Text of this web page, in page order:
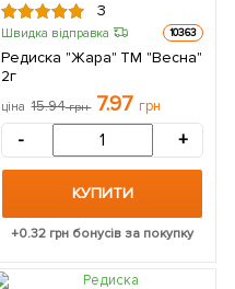
3
Швидка відправка 10363
Редиска "Жара" ТМ "Весна"
2г
ціна 15.94грн 7.97 грн
- +
КУПИТИ
+0.32 грн бонусів за покупку